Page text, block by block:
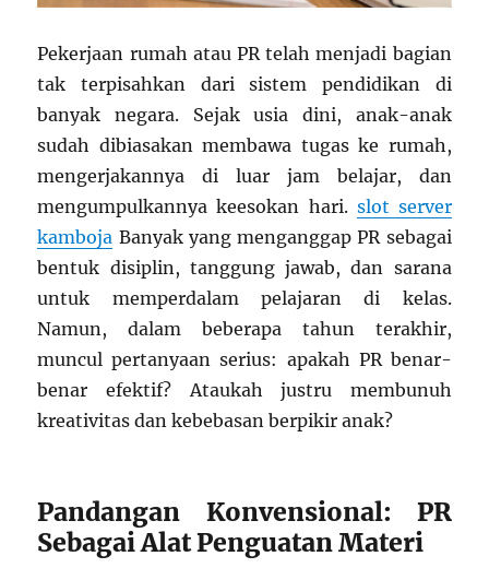
Pekerjaan rumah atau PR telah menjadi bagian
tak terpisahkan dari sistem pendidikan di
banyak negara. Sejak usia dini, anak-anak
sudah dibiasakan membawa tugas ke rumah,
mengerjakannya di luar jam belajar, dan
mengumpulkannya keesokan hari. slot server
kamboja Banyak yang menganggap PR sebagai
bentuk disiplin, tanggung jawab, dan sarana
untuk memperdalam pelajaran di kelas.
Namun, dalam beberapa tahun terakhir,
muncul pertanyaan serius: apakah PR benar-
benar efektif? Ataukah justru membunuh
kreativitas dan kebebasan berpikir anak?
Pandangan Konvensional: PR
Sebagai Alat Penguatan Materi